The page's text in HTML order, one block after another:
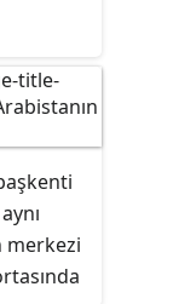
merkezi